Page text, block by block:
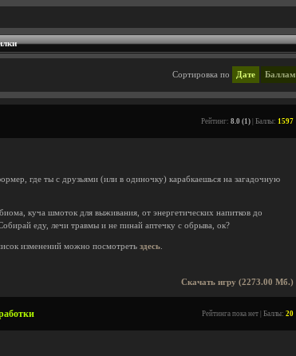
Сортировка по Дате Баллам
Рейтинг: 8.0 (1) | Баллы: 1597
где ты с друзьями (или в одиночку) карабкаешься на загадочную
куча шмоток для выживания, от энергетических напитков до
еду, лечи травмы и не пинай аптечку с обрыва, ок?
изменений можно посмотреть здесь
Скачать игру (2273.00 Мб.)
Рейтинга пока нет | Баллы: 20